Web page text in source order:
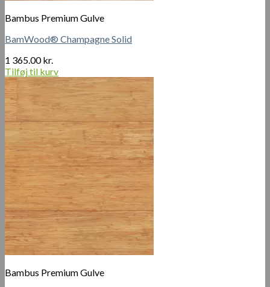
Bambus Premium Gulve
BamWood® Champagne Solid
1 365.00kr.
Tilføj til kurv
Bambus Premium Gulve